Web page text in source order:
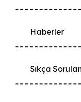
Haberler
Sıkça